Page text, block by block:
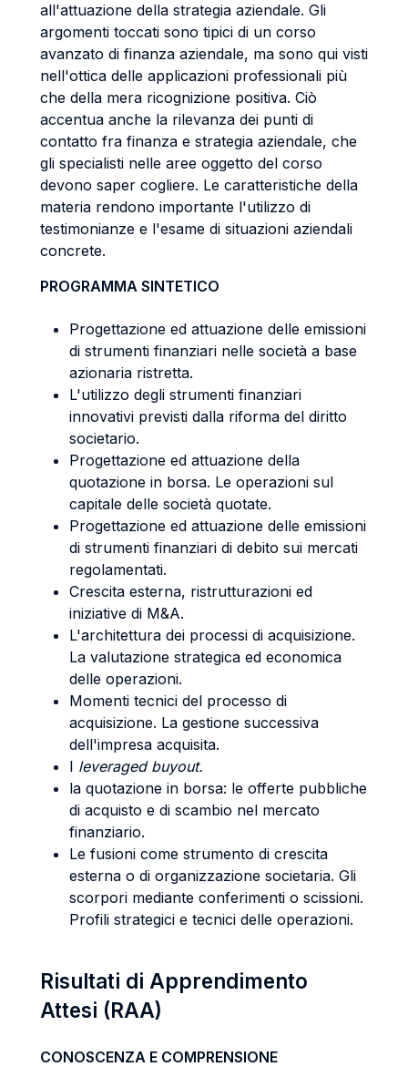
all'attuazione della strategia aziendale. Gli
argomenti toccati sono tipici di un corso
avanzato di finanza aziendale, ma sono qui visti
nell'ottica delle applicazioni professionali più
che della mera ricognizione positiva. Ciò
accentua anche la rilevanza dei punti di
contatto fra finanza e strategia aziendale, che
gli specialisti nelle aree oggetto del corso
devono saper cogliere. Le caratteristiche della
materia rendono importante l'utilizzo di
testimonianze e l'esame di situazioni aziendali
concrete.
PROGRAMMA SINTETICO
Progettazione ed attuazione delle emissioni
di strumenti finanziari nelle società a base
azionaria ristretta.
L'utilizzo degli strumenti finanziari
innovativi previsti dalla riforma del diritto
societario.
Progettazione ed attuazione della
quotazione in borsa. Le operazioni sul
capitale delle società quotate.
Progettazione ed attuazione delle emissioni
di strumenti finanziari di debito sui mercati
regolamentati.
Crescita esterna, ristrutturazioni ed
iniziative di M&A.
L'architettura dei processi di acquisizione.
La valutazione strategica ed economica
delle operazioni.
Momenti tecnici del processo di
acquisizione. La gestione successiva
dell'impresa acquisita.
I leveraged buyout.
la quotazione in borsa: le offerte pubbliche
di acquisto e di scambio nel mercato
finanziario.
Le fusioni come strumento di crescita
esterna o di organizzazione societaria. Gli
scorpori mediante conferimenti o scissioni.
Profili strategici e tecnici delle operazioni.
Risultati di Apprendimento
Attesi (RAA)
CONOSCENZA E COMPRENSIONE